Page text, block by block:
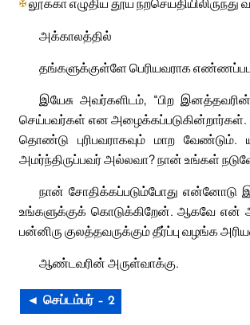
✠லூக்கா எழுதிய தூய
அக்காலத்தில்
தங்களுக்குள்ளே பெரியவராக
இயேசு அவர்களிடம், “பிற
செய்பவர்கள் என அழைக்கப்படுகின்றார்கள்.
தொண்டு புரிபவராகவும் மாற வேண்டும்.
அமர்ந்திருப்பவர் அல்லவா? நான் உங்கள்
நான் சோதிக்கப்படும்போது என்னோடு
உங்களுக்குக் கொடுக்கிறேன். ஆகவே என்
பன்னிரு குலத்தவருக்கும் தீர்ப்பு வழங்க
ஆண்டவரின் அருள்வாக்கு.
◄ செப்டம்பர் – 2